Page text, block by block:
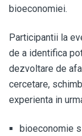
bioeconomiei.
Participantii la
de a identifica
dezvoltare de
cercetare,
experienta in
bioeconomie